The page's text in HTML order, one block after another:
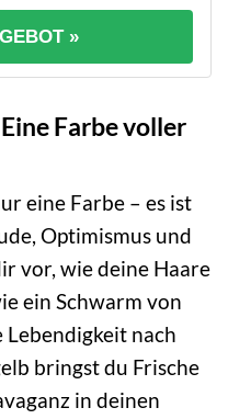
»
Farbe voller
eine Farbe – es ist
Optimismus und
vor, wie deine Haare
ein Schwarm von
nach
bringst du Frische
in deinen